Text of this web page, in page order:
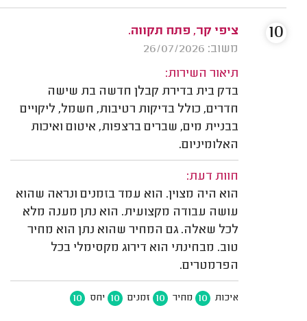
ציפי קר, פתח תקווה.
משוב: 26/07/2026
תיאור השירות:
בדק בית בדירת קבלן חדשה בת שישה
חדרים, כולל בדיקות רטיבות, חשמל, ליקויים
בבניית מים, שברים ברצפות, איטום ואיכות
האלומיניום.
חוות דעת:
הוא היה מצוין. הוא עמד בזמנים ונראה שהוא
עושה עבודה מקצועית. הוא נתן מענה מלא
לכל שאלה. גם המחיר שהוא נתן הוא מחיר
טוב. מבחינתי הוא דירוג מקסימלי בכל
הפרמטרים.
איכות 10 מחיר 10 זמנים 10 יחס 10
10